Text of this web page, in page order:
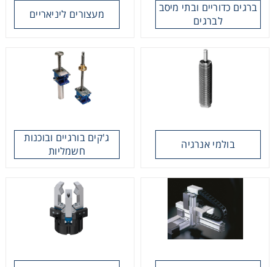
ברגים כדוריים ובתי מיסב
לברגים
מעצורים ליניאריים
בולמי אנרגיה
ג'קים בורגיים ובוכנות
חשמליות
פיקוד ובקרה
רשתות ואביזרי מסוע